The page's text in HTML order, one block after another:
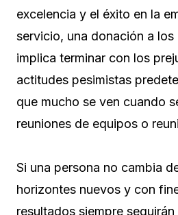
excelencia y el éxito en la
servicio, una donación a los
implica terminar con los
actitudes pesimistas
que mucho se ven cuando
reuniones de equipos o
Si una persona no cambia
horizontes nuevos y con
resultados siempre